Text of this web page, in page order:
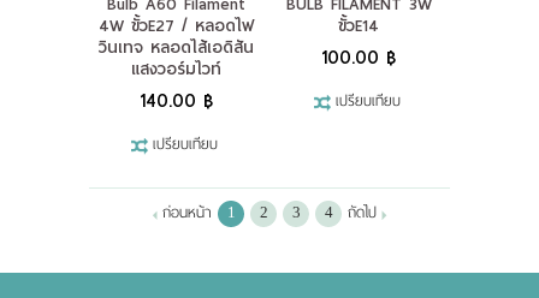
4W ขั้วE27 / หลอดไฟ
วินเทจ หลอดไส้เอดิสัน
แสงวอร์มไวท์
140.00 ฿
เปรียบเทียบ
ขั้วE14
100.00 ฿
เปรียบเทียบ
ก่อนหน้า 1 2 3 4 ถัดไป